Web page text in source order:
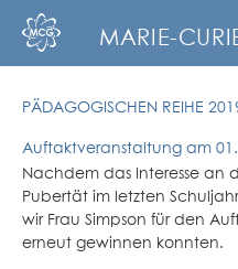
MARIE-
PÄDAGOGISCHEN REIHE
Auftaktveranstaltung am
Nachdem das Interesse an
Pubertät im letzten
wir Frau Simpson für den
erneut gewinnen konnten.